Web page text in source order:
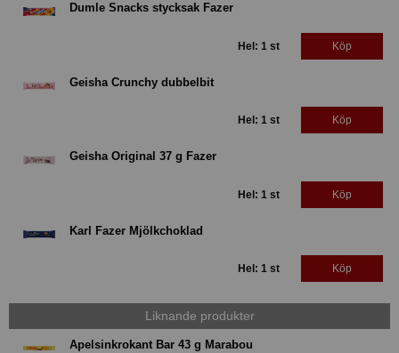
Dumle Snacks stycksak Fazer
Hel: 1 st Köp
Geisha Crunchy dubbelbit
Hel: 1 st Köp
Geisha Original 37 g Fazer
Hel: 1 st Köp
Karl Fazer Mjölkchoklad
Hel: 1 st Köp
Liknande produkter
Apelsinkrokant Bar 43 g Marabou